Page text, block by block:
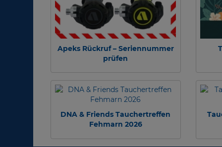
Apeks Rückruf – Seriennummer
prüfen
DNA & Friends Tauchertreffen
Fehmarn 2026